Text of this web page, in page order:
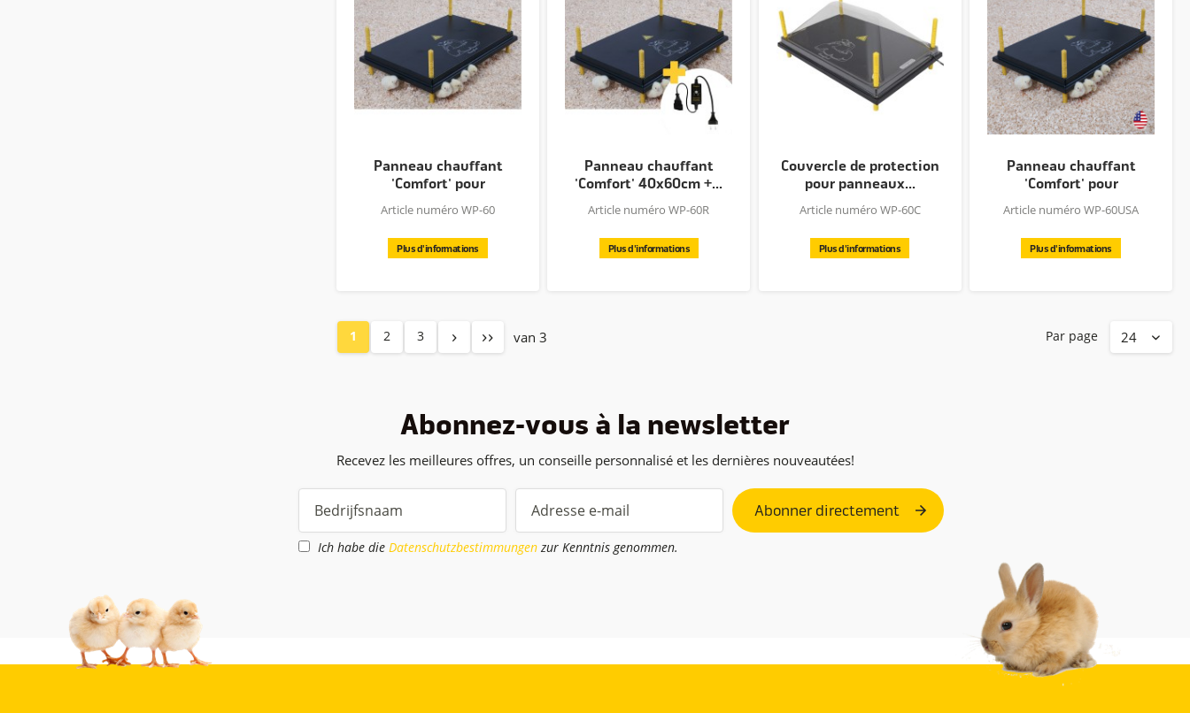
Panneau chauffant
'Comfort' pour
poussins...
Article numéro WP-60
Plus d'informations
Panneau chauffant
'Comfort' 40x60cm +...
Article numéro WP-60R
Plus d'informations
Couvercle de protection
pour panneaux...
Article numéro WP-60C
Plus d'informations
Panneau chauffant
'Comfort' pour
poussins...
Article numéro WP-60USA
Plus d'informations
1 2 3 van 3 Par page
Abonnez-vous à la newsletter
Recevez les meilleures offres, un conseille personnalisé et les dernières nouveautées!
Abonner directement
Ich habe die Datenschutzbestimmungen zur Kenntnis genommen.